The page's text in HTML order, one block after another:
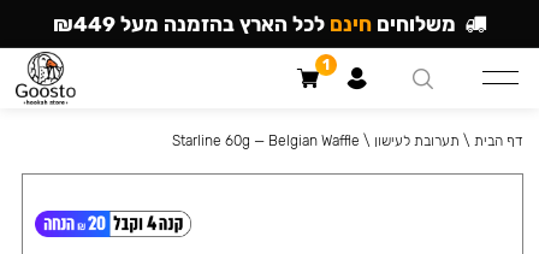
דף הבית \ תערובת לעישון \
Starline 60g — Belgian Waffle
משלוחים חינם לכל הארץ בהזמנה מעל ₪449
1